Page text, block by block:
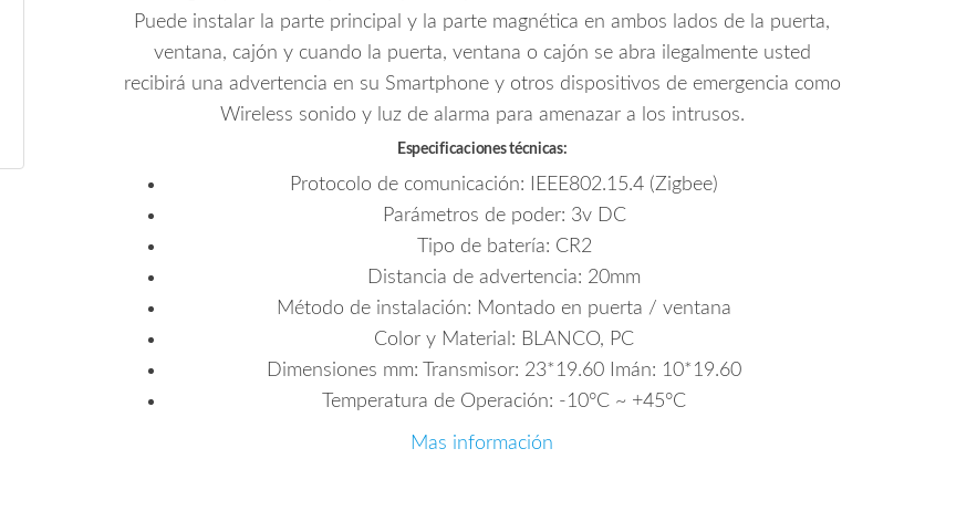
Puede instalar la parte principal y la parte magnética en ambos lados de la puerta,
ventana, cajón y cuando la puerta, ventana o cajón se abra ilegalmente usted
recibirá una advertencia en su Smartphone y otros dispositivos de emergencia como
Wireless sonido y luz de alarma para amenazar a los intrusos.
Especificaciones técnicas:
Protocolo de comunicación: IEEE802.15.4 (Zigbee)
Parámetros de poder: 3v DC
Tipo de batería: CR2
Distancia de advertencia: 20mm
Método de instalación: Montado en puerta / ventana
Color y Material: BLANCO, PC
Dimensiones mm: Transmisor: 23*19.60 Imán: 10*19.60
Temperatura de Operación: -10°C ~ +45°C
Mas información